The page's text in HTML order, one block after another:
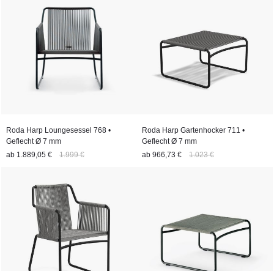
Roda Harp Loungesessel 768 •
Geflecht Ø 7 mm
ab 1.889,05 € 1.999 €
Roda Harp Gartenhocker 711 •
Geflecht Ø 7 mm
ab 966,73 € 1.023 €